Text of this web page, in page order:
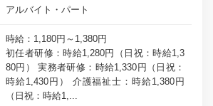
アルバイト・パート
時給：1,180円～1,380円
初任者研修：時給1,280円（日祝：時給1,3
80円） 実務者研修：時給1,330円（日祝：
時給1,430円） 介護福祉士：時給1,380円
（日祝：時給1,...